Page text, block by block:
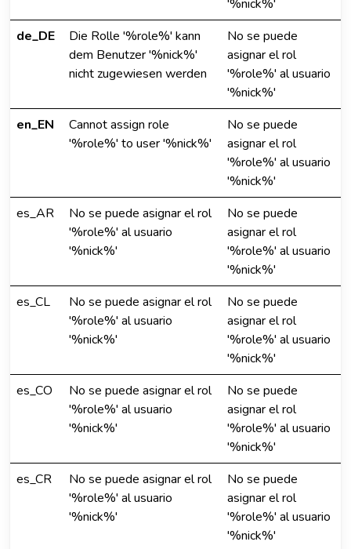
'%nick%'
de_DE
Die Rolle '%role%' kann
dem Benutzer '%nick%'
nicht zugewiesen werden
No se puede
asignar el rol
'%role%' al usuario
'%nick%'
en_EN
Cannot assign role
'%role%' to user '%nick%'
No se puede
asignar el rol
'%role%' al usuario
'%nick%'
es_AR
No se puede asignar el rol
'%role%' al usuario
'%nick%'
No se puede
asignar el rol
'%role%' al usuario
'%nick%'
es_CL
No se puede asignar el rol
'%role%' al usuario
'%nick%'
No se puede
asignar el rol
'%role%' al usuario
'%nick%'
es_CO
No se puede asignar el rol
'%role%' al usuario
'%nick%'
No se puede
asignar el rol
'%role%' al usuario
'%nick%'
es_CR
No se puede asignar el rol
'%role%' al usuario
'%nick%'
No se puede
asignar el rol
'%role%' al usuario
'%nick%'